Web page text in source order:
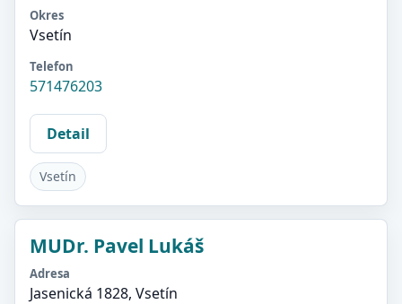
Okres
Vsetín
Telefon
571476203
Detail
Vsetín
MUDr. Pavel Lukáš
Adresa
Jasenická 1828, Vsetín